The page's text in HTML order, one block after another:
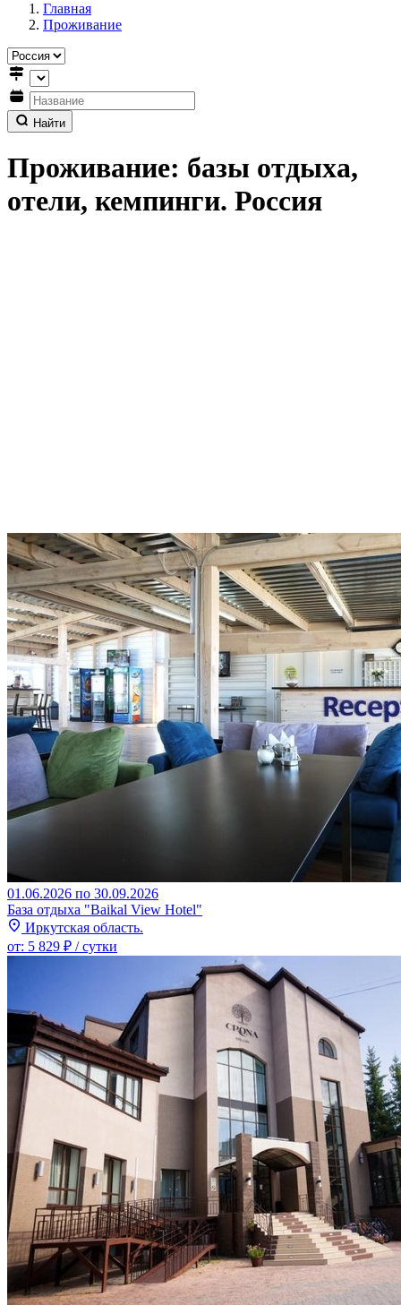
Главная
Проживание
Найти
Проживание: базы отдыха,
отели, кемпинги. Россия
01.06.2026 по 30.09.2026
База отдыха "Baikal View Hotel"
Иркутская область.
от: 5 829 ₽ / сутки